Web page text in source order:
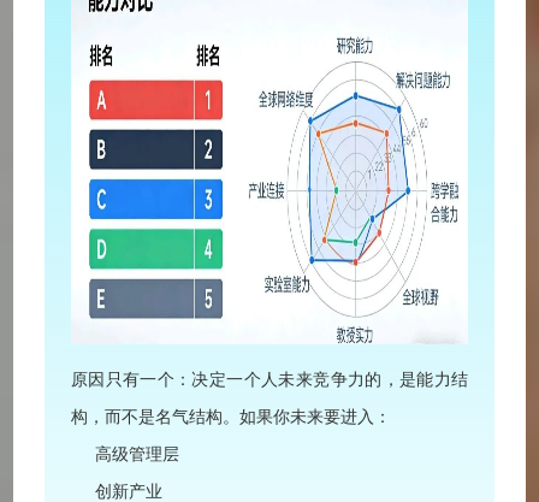
原因只有一个：决定一个人未来竞争力的，是能力结
构，而不是名气结构。如果你未来要进入：
高级管理层
创新产业